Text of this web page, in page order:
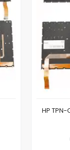
HP